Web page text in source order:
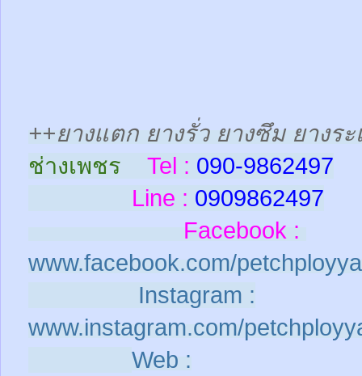
++ยางแตก ยางรั่ว ยางซึม ยางร
ช่างเพชร
Tel : 090-9862497
Line : 0909862497
Facebook :
www.facebook.com/
Instagram :
www.instagram.com/
Web :